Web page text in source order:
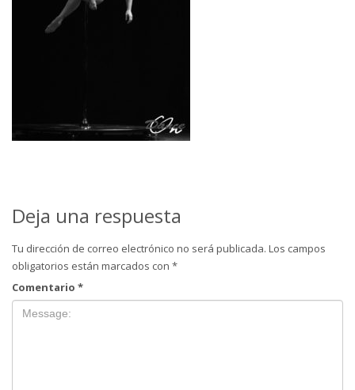
Deja una respuesta
Tu dirección de correo electrónico no será publicada. Los campos
obligatorios están marcados con *
Comentario *